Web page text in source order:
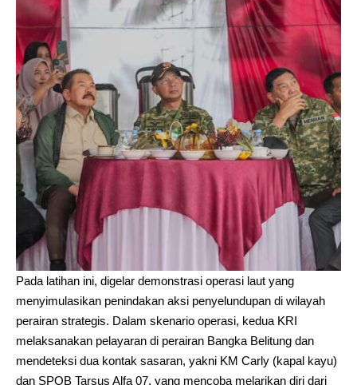
Pada latihan ini, digelar demonstrasi operasi laut yang
menyimulasikan penindakan aksi penyelundupan di wilayah
perairan strategis. Dalam skenario operasi, kedua KRI
melaksanakan pelayaran di perairan Bangka Belitung dan
mendeteksi dua kontak sasaran, yakni KM Carly (kapal kayu)
dan SPOB Tarsus Alfa 07, yang mencoba melarikan diri dari